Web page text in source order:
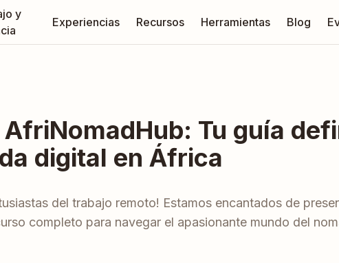
y
Experiencias Recursos Herramientas Blog
AfriNomadHub: Tu guía
digital en África
del trabajo remoto! Estamos encantados de
completo para navegar el apasionante mundo del